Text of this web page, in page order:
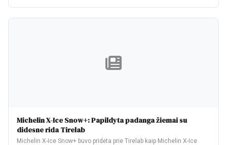
Michelin X-Ice Snow+: Papildyta padanga žiemai su
didesne rida Tirelab
Michelin X-Ice Snow+ buvo pridėta prie Tirelab kaip Michelin X-Ice